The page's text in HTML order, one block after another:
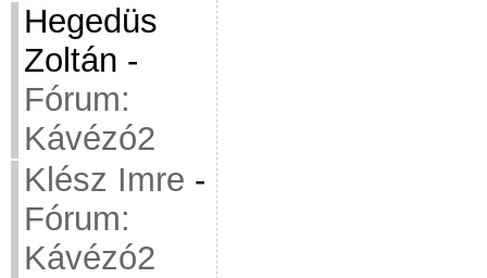
Hegedüs
Zoltán -
Fórum:
Kávézó2
Klész Imre -
Fórum:
Kávézó2